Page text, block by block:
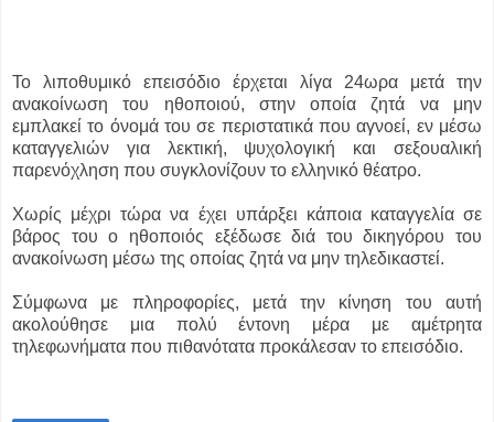
Το λιποθυμικό επεισόδιο έρχεται λίγα 24ωρα μετά την
ανακοίνωση του ηθοποιού, στην οποία ζητά να μην
εμπλακεί το όνομά του σε περιστατικά που αγνοεί, εν μέσω
καταγγελιών για λεκτική, ψυχολογική και σεξουαλική
παρενόχληση που συγκλονίζουν το ελληνικό θέατρο.
Χωρίς μέχρι τώρα να έχει υπάρξει κάποια καταγγελία σε
βάρος του ο ηθοποιός εξέδωσε διά του δικηγόρου του
ανακοίνωση μέσω της οποίας ζητά να μην τηλεδικαστεί.
Σύμφωνα με πληροφορίες, μετά την κίνηση του αυτή
ακολούθησε μια πολύ έντονη μέρα με αμέτρητα
τηλεφωνήματα που πιθανότατα προκάλεσαν το επεισόδιο.